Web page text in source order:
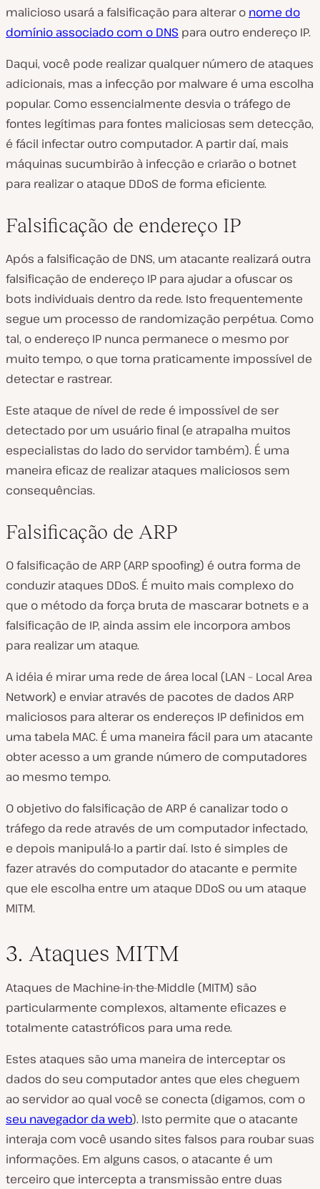
malicioso usará a falsificação para alterar o nome do
domínio associado com o DNS para outro endereço IP.
Daqui, você pode realizar qualquer número de ataques
adicionais, mas a infecção por malware é uma escolha
popular. Como essencialmente desvia o tráfego de
fontes legítimas para fontes maliciosas sem detecção,
é fácil infectar outro computador. A partir daí, mais
máquinas sucumbirão à infecção e criarão o botnet
para realizar o ataque DDoS de forma eficiente.
Falsificação de endereço IP
Após a falsificação de DNS, um atacante realizará outra
falsificação de endereço IP para ajudar a ofuscar os
bots individuais dentro da rede. Isto frequentemente
segue um processo de randomização perpétua. Como
tal, o endereço IP nunca permanece o mesmo por
muito tempo, o que torna praticamente impossível de
detectar e rastrear.
Este ataque de nível de rede é impossível de ser
detectado por um usuário final (e atrapalha muitos
especialistas do lado do servidor também). É uma
maneira eficaz de realizar ataques maliciosos sem
consequências.
Falsificação de ARP
O falsificação de ARP (ARP spoofing) é outra forma de
conduzir ataques DDoS. É muito mais complexo do
que o método da força bruta de mascarar botnets e a
falsificação de IP, ainda assim ele incorpora ambos
para realizar um ataque.
A idéia é mirar uma rede de área local (LAN – Local Area
Network) e enviar através de pacotes de dados ARP
maliciosos para alterar os endereços IP definidos em
uma tabela MAC. É uma maneira fácil para um atacante
obter acesso a um grande número de computadores
ao mesmo tempo.
O objetivo do falsificação de ARP é canalizar todo o
tráfego da rede através de um computador infectado,
e depois manipulá-lo a partir daí. Isto é simples de
fazer através do computador do atacante e permite
que ele escolha entre um ataque DDoS ou um ataque
MITM.
3. Ataques MITM
Ataques de Machine-in-the-Middle (MITM) são
particularmente complexos, altamente eficazes e
totalmente catastróficos para uma rede.
Estes ataques são uma maneira de interceptar os
dados do seu computador antes que eles cheguem
ao servidor ao qual você se conecta (digamos, com o
seu navegador da web). Isto permite que o atacante
interaja com você usando sites falsos para roubar suas
informações. Em alguns casos, o atacante é um
terceiro que intercepta a transmissão entre duas